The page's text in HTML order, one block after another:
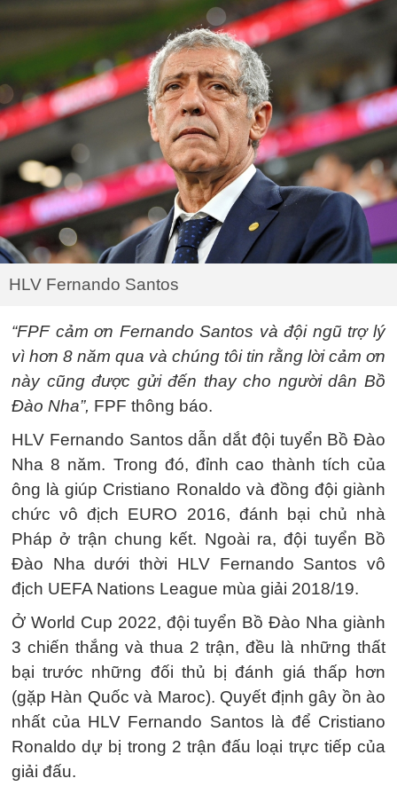
HLV Fernando Santos
“FPF cảm ơn Fernando Santos và đội ngũ trợ lý
vì hơn 8 năm qua và chúng tôi tin rằng lời cảm ơn
này cũng được gửi đến thay cho người dân Bồ
Đào Nha”, FPF thông báo.
HLV Fernando Santos dẫn dắt đội tuyển Bồ Đào
Nha 8 năm. Trong đó, đỉnh cao thành tích của
ông là giúp Cristiano Ronaldo và đồng đội giành
chức vô địch EURO 2016, đánh bại chủ nhà
Pháp ở trận chung kết. Ngoài ra, đội tuyển Bồ
Đào Nha dưới thời HLV Fernando Santos vô
địch UEFA Nations League mùa giải 2018/19.
Ở World Cup 2022, đội tuyển Bồ Đào Nha giành
3 chiến thắng và thua 2 trận, đều là những thất
bại trước những đối thủ bị đánh giá thấp hơn
(gặp Hàn Quốc và Maroc). Quyết định gây ồn ào
nhất của HLV Fernando Santos là để Cristiano
Ronaldo dự bị trong 2 trận đấu loại trực tiếp của
giải đấu.